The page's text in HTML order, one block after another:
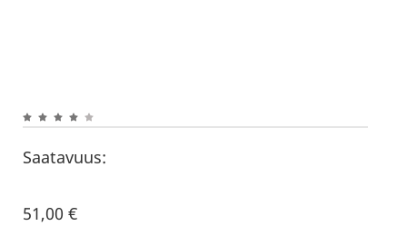
Saatavuus:
51,00€